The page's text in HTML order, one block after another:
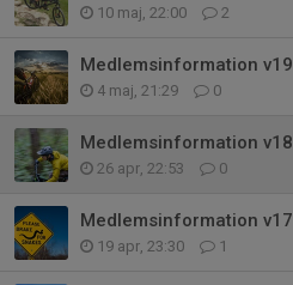
10 maj, 22:00 2
Medlemsinformation v19
4 maj, 21:29 0
Medlemsinformation v18
26 apr, 22:53 0
Medlemsinformation v17
19 apr, 23:30 1